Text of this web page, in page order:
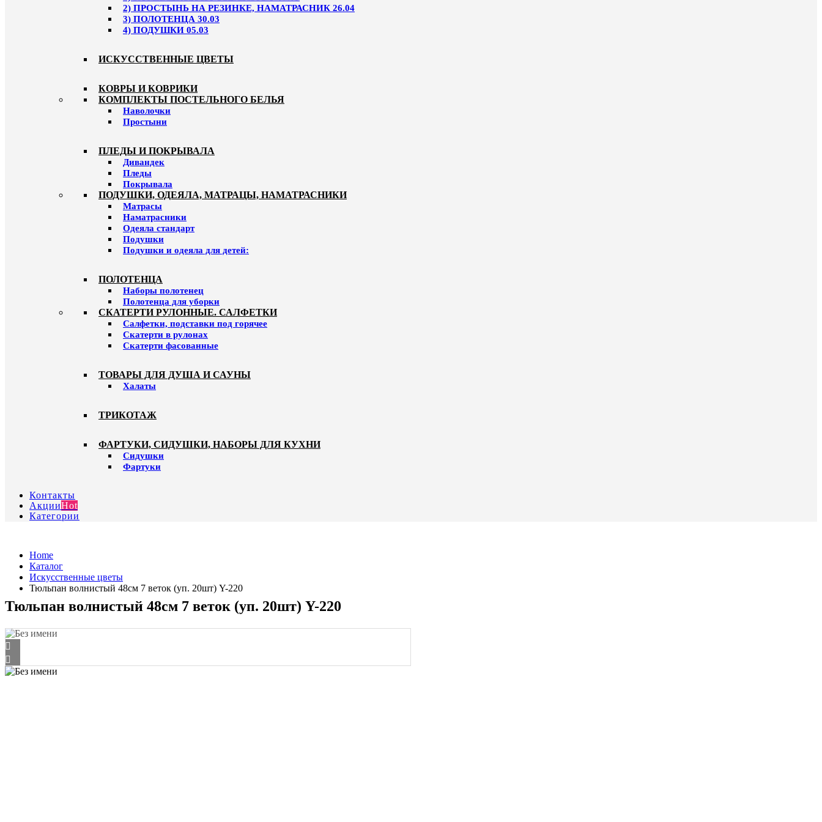
2) ПРОСТЫНЬ НА РЕЗИНКЕ, НАМАТРАСНИК 26.04
3) ПОЛОТЕНЦА 30.03
4) ПОДУШКИ 05.03
ИСКУССТВЕННЫЕ ЦВЕТЫ
КОВРЫ И КОВРИКИ
КОМПЛЕКТЫ ПОСТЕЛЬНОГО БЕЛЬЯ
Наволочки
Простыни
ПЛЕДЫ И ПОКРЫВАЛА
Дивандек
Пледы
Покрывала
ПОДУШКИ, ОДЕЯЛА, МАТРАЦЫ, НАМАТРАСНИКИ
Матрасы
Наматрасники
Одеяла стандарт
Подушки
Подушки и одеяла для детей:
ПОЛОТЕНЦА
Наборы полотенец
Полотенца для уборки
СКАТЕРТИ РУЛОННЫЕ. САЛФЕТКИ
Салфетки, подставки под горячее
Скатерти в рулонах
Скатерти фасованные
ТОВАРЫ ДЛЯ ДУША И САУНЫ
Халаты
ТРИКОТАЖ
ФАРТУКИ, СИДУШКИ, НАБОРЫ ДЛЯ КУХНИ
Сидушки
Фартуки
Контакты
АкцииHot
Категории
Home
Каталог
Искусственные цветы
Тюльпан волнистый 48см 7 веток (уп. 20шт) Y-220
Тюльпан волнистый 48см 7 веток (уп. 20шт) Y-220